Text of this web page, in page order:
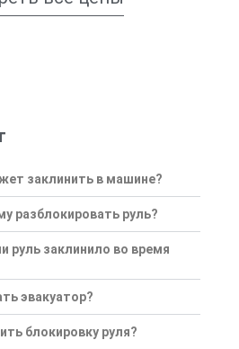
заклинить в машине?
разблокировать руль?
руль заклинило во время
эвакуатор?
блокировку руля?